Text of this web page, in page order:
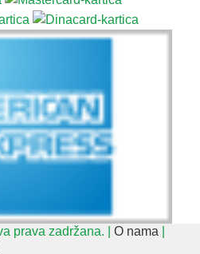
prava zadržana. | O nama